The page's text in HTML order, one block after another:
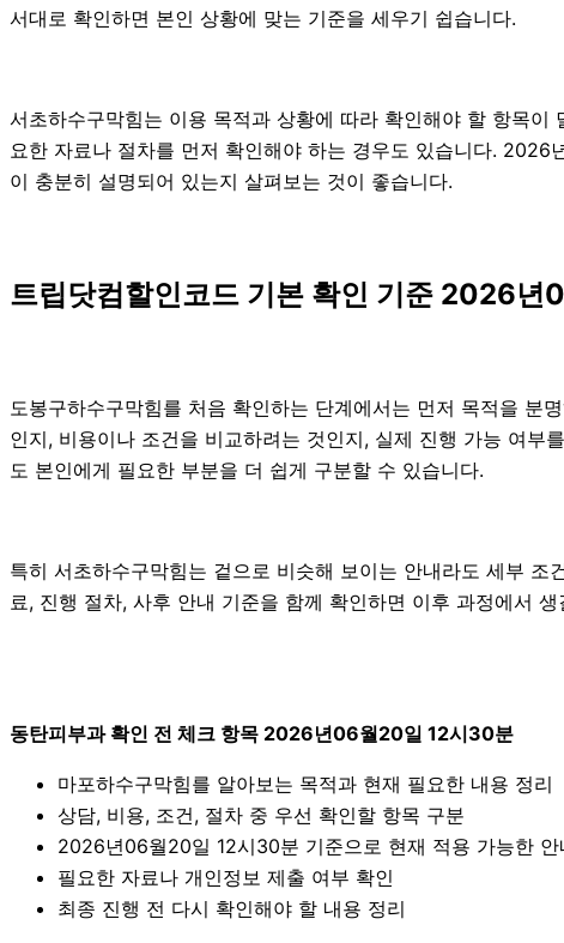
서대로 확인하면 본인 상황에 맞는 기준을 세우기 쉽습니다.
서초하수구막힘는 이용 목적과 상황에 따라 확인해야 할 항목
요한 자료나 절차를 먼저 확인해야 하는 경우도 있습니다.
이 충분히 설명되어 있는지 살펴보는 것이 좋습니다.
트립닷컴할인코드 기본 확인 기준 2026
도봉구하수구막힘를 처음 확인하는 단계에서는 먼저 목적을
인지, 비용이나 조건을 비교하려는 것인지, 실제 진행 가능 여
도 본인에게 필요한 부분을 더 쉽게 구분할 수 있습니다.
특히 서초하수구막힘는 겉으로 비슷해 보이는 안내라도 세부
료, 진행 절차, 사후 안내 기준을 함께 확인하면 이후 과정에서
동탄피부과 확인 전 체크 항목 2026년06월20일 12시30분
마포하수구막힘를 알아보는 목적과 현재 필요한 내용 정리
상담, 비용, 조건, 절차 중 우선 확인할 항목 구분
2026년06월20일 12시30분 기준으로 현재 적용 가능한 안
필요한 자료나 개인정보 제출 여부 확인
최종 진행 전 다시 확인해야 할 내용 정리